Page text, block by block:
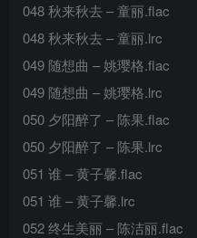
048 秋来秋去 – 童丽.flac
048 秋来秋去 – 童丽.lrc
049 随想曲 – 姚璎格.flac
049 随想曲 – 姚璎格.lrc
050 夕阳醉了 – 陈果.flac
050 夕阳醉了 – 陈果.lrc
051 谁 – 黄子馨.flac
051 谁 – 黄子馨.lrc
052 终生美丽 – 陈洁丽.flac